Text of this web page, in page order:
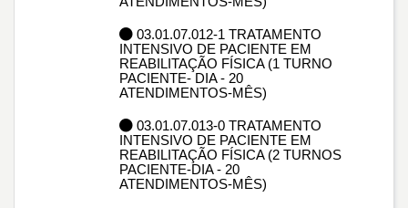
03.01.07.012-1 TRATAMENTO
INTENSIVO DE PACIENTE EM
REABILITAÇÃO FÍSICA (1 TURNO
PACIENTE- DIA - 20
ATENDIMENTOS-MÊS)
03.01.07.013-0 TRATAMENTO
INTENSIVO DE PACIENTE EM
REABILITAÇÃO FÍSICA (2 TURNOS
PACIENTE-DIA - 20
ATENDIMENTOS-MÊS)